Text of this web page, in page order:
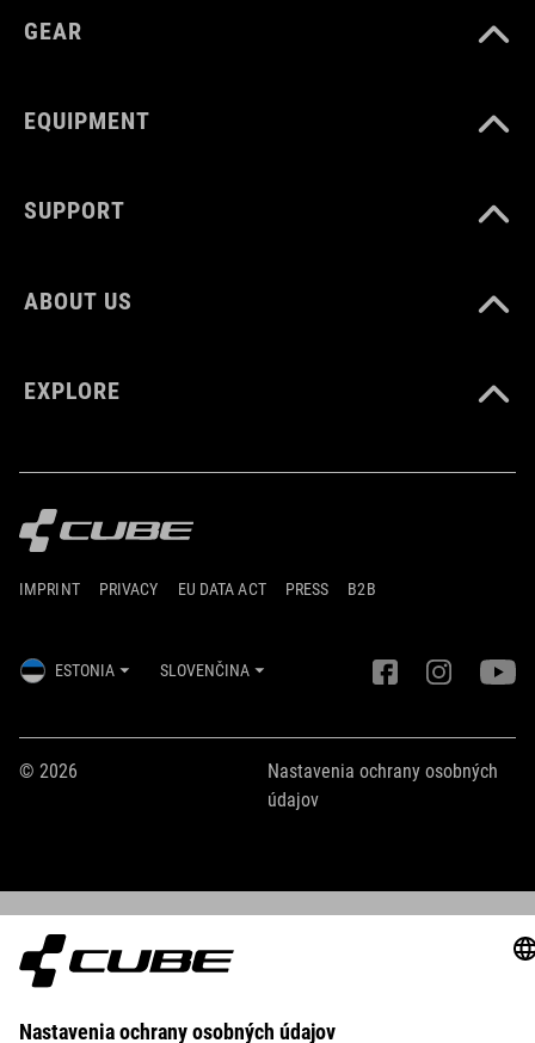
GEAR
EQUIPMENT
SUPPORT
ABOUT US
EXPLORE
IMPRINT PRIVACY EU DATA ACT PRESS B2B
ESTONIA SLOVENČINA
© 2026
Nastavenia ochrany osobných
údajov